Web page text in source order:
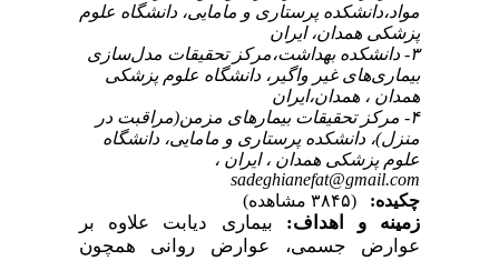
مواد،دانشکده پرستاری و مامایی، دانشگاه علوم
پزشکی همدان، ایران
۳- دانشکده بهداشت،مرکز تحقیقات مدل‌سازی
بیماری‌های غیر واگیر، دانشگاه علوم پزشکی
همدان ، همدان،ایران
۴- مرکز تحقیقات بیمارهای مزمن(مراقبت در
منزل)، دانشکده پرستاری و مامایی، دانشگاه
علوم پزشکی همدان ، ایران ،
sadeghianefat@gmail.com
چکیده:
(۳۸۴۵ مشاهده)
زمینه و اهداف: بیماری دیابت علاوه بر
عوارض جسمی، عوارض روانی همچون